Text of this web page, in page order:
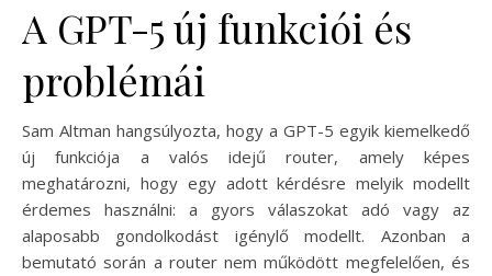
A GPT-5 új funkciói és
problémái
Sam Altman hangsúlyozta, hogy a GPT-5 egyik kiemelkedő
új funkciója a valós idejű router, amely képes
meghatározni, hogy egy adott kérdésre melyik modellt
érdemes használni: a gyors válaszokat adó vagy az
alaposabb gondolkodást igénylő modellt. Azonban a
bemutató során a router nem működött megfelelően, és